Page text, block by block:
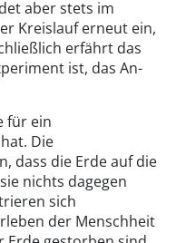
aber stets im
Kreislauf erneut ein,
erfährt das
ist, das An-
für ein
Die
dass die Erde auf die
nichts dagegen
sich
der Menschheit